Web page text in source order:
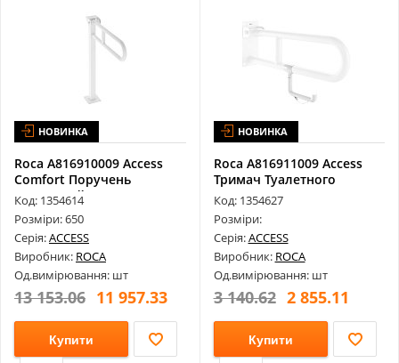
НОВИНКА
Roca A816910009 Access
Comfort Поручень
Металевий 65...
Код: 1354614
Розміри: 650
Серія:ACCESS
Виробник: ROCA
Од.вимірювання: шт
13 153.06 11 957.33
Купити
НОВИНКА
Roca A816911009 Access
Тримач Туалетного
Паперу Плас...
Код: 1354627
Розміри:
Серія:ACCESS
Виробник: ROCA
Од.вимірювання: шт
3 140.62 2 855.11
Купити